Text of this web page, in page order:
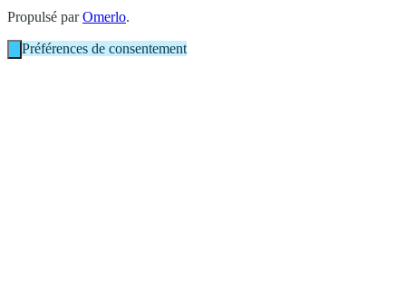
Propulsé parOmerlo.
Préférences de consentement